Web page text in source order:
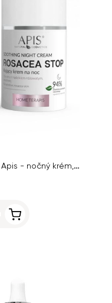
ROSACEA STOP Home Terapis Apis - nočný krém, 50 ml